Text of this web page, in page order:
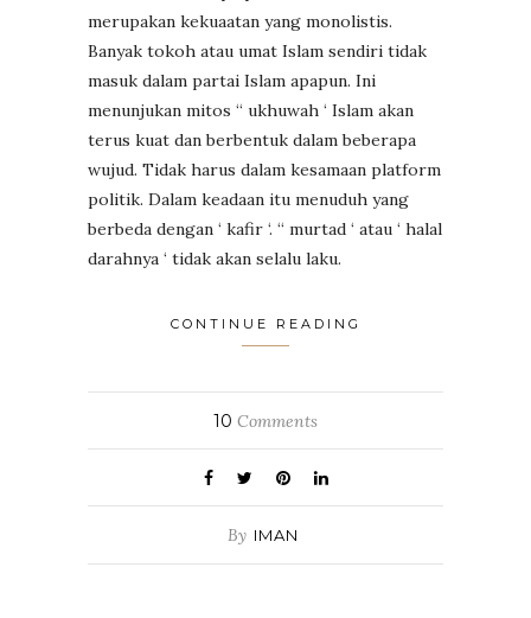
merupakan kekuaatan yang monolistis.
Banyak tokoh atau umat Islam sendiri tidak
masuk dalam partai Islam apapun. Ini
menunjukan mitos “ ukhuwah ‘ Islam akan
terus kuat dan berbentuk dalam beberapa
wujud. Tidak harus dalam kesamaan platform
politik. Dalam keadaan itu menuduh yang
berbeda dengan ‘ kafir ‘. “ murtad ‘ atau ‘ halal
darahnya ‘ tidak akan selalu laku.
CONTINUE READING
10 Comments
By IMAN